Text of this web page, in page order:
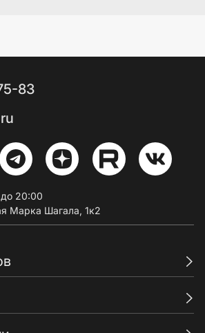
83
20:00
Марка Шагала, 1к2